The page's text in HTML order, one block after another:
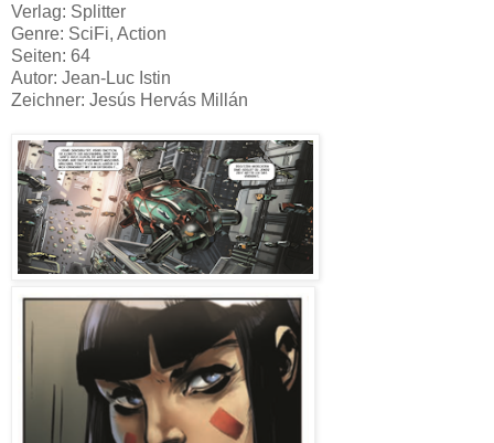
Verlag: Splitter
Genre: SciFi, Action
Seiten: 64
Autor: Jean-Luc Istin
Zeichner: Jesús Hervás Millán